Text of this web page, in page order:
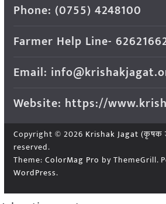
Phone: (0755) 4248100
Farmer Help Line-
Email:
Website: https://
Copyright © 2026 Krishak Jagat (कृषक
reserved.
Theme: ColorMag Pro by ThemeGrill.
WordPress.